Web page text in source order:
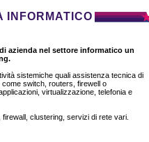
INFORMATICO
azienda nel settore informatico un
sistemiche quali assistenza tecnica di
switch, routers, firewell o
virtualizzazione, telefonia e
clustering, servizi di rete vari.